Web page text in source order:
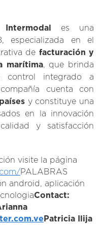
es una
especializada en el
de facturación y
marítima, que brinda
control integrado a
cuenta con
y constituye una
en la innovación
y satisfacción
visite la página
PALABRAS
android, aplicación
Contact:
Patricia Ilija